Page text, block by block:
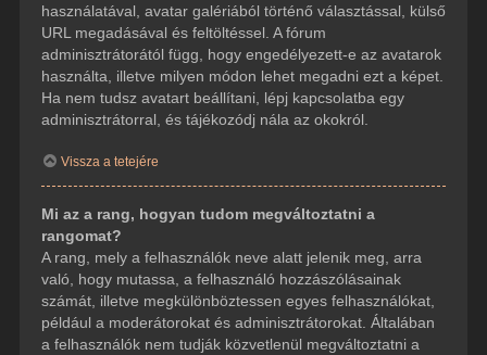
használatával, avatar galériából történő választással, külső
URL megadásával és feltöltéssel. A fórum
adminisztrátorától függ, hogy engedélyezett-e az avatarok
használta, illetve milyen módon lehet megadni ezt a képet.
Ha nem tudsz avatart beállítani, lépj kapcsolatba egy
adminisztrátorral, és tájékozódj nála az okokról.
Vissza a tetejére
Mi az a rang, hogyan tudom megváltoztatni a
rangomat?
A rang, mely a felhasználók neve alatt jelenik meg, arra
való, hogy mutassa, a felhasználó hozzászólásainak
számát, illetve megkülönböztessen egyes felhasználókat,
például a moderátorokat és adminisztrátorokat. Általában
a felhasználók nem tudják közvetlenül megváltoztatni a